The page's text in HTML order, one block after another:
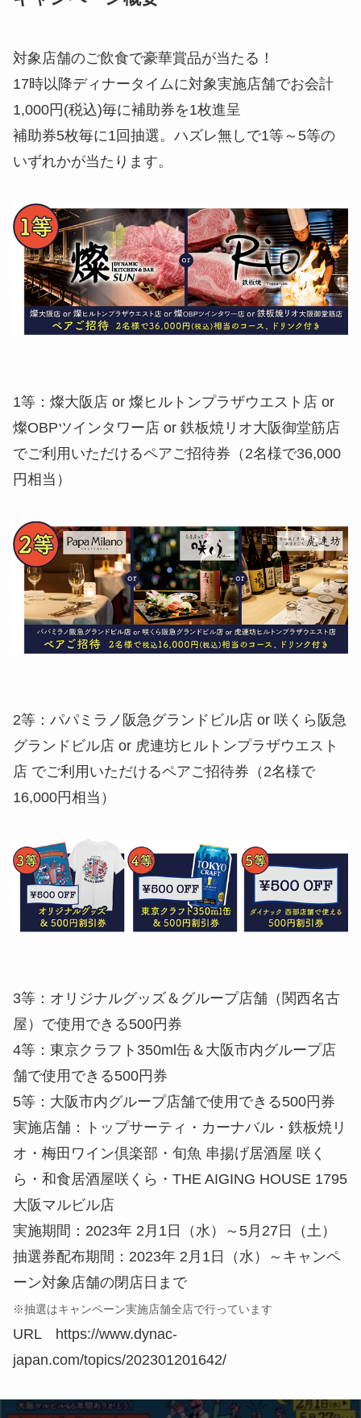
対象店舗のご飲食で豪華賞品が当たる！
17時以降ディナータイムに対象実施店舗でお会計
1,000円(税込)毎に補助券を1枚進呈
補助券5枚毎に1回抽選。ハズレ無しで1等～5等の
いずれかが当たります。
1等：燦大阪店 or 燦ヒルトンプラザウエスト店 or
燦OBPツインタワー店 or 鉄板焼リオ大阪御堂筋店
でご利用いただけるペアご招待券（2名様で36,000
円相当）
2等：パパミラノ阪急グランドビル店 or 咲くら阪急
グランドビル店 or 虎連坊ヒルトンプラザウエスト
店 でご利用いただけるペアご招待券（2名様で
16,000円相当）
3等：オリジナルグッズ＆グループ店舗（関西名古
屋）で使用できる500円券
4等：東京クラフト350ml缶＆大阪市内グループ店
舗で使用できる500円券
5等：大阪市内グループ店舗で使用できる500円券
実施店舗：トップサーティ・カーナバル・鉄板焼リ
オ・梅田ワイン倶楽部・旬魚 串揚げ居酒屋 咲く
ら・和食居酒屋咲くら・THE AIGING HOUSE 1795
大阪マルビル店
実施期間：2023年 2月1日（水）～5月27日（土）
抽選券配布期間：2023年 2月1日（水）～キャンペ
ーン対象店舗の閉店日まで
※抽選はキャンペーン実施店舗全店で行っています
URL https://www.dynac-
japan.com/topics/202301201642/